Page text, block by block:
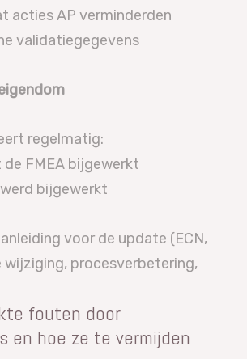
acties AP verminderden
validatiegegevens
regelmatig:
de FMEA bijgewerkt
bijgewerkt
voor de update (ECN,
wijziging, procesverbetering,
fouten door
en hoe ze te vermijden